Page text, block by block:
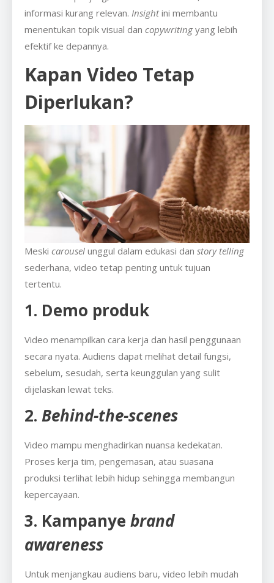
informasi kurang relevan. Insightini membantu
menentukan topik visual dan copywriting yang lebih
efektif ke depannya.
Kapan Video Tetap
Diperlukan?
Meski carousel unggul dalam edukasi dan story telling
sederhana, video tetap penting untuk tujuan
tertentu.
1. Demo produk
Video menampilkan cara kerja dan hasil penggunaan
secara nyata. Audiens dapat melihat detail fungsi,
sebelum, sesudah, serta keunggulan yang sulit
dijelaskan lewat teks.
2. Behind-the-scenes
Video mampu menghadirkan nuansa kedekatan.
Proses kerja tim, pengemasan, atau suasana
produksi terlihat lebih hidup sehingga membangun
kepercayaan.
3. Kampanye brand
awareness
Untuk menjangkau audiens baru, video lebih mudah